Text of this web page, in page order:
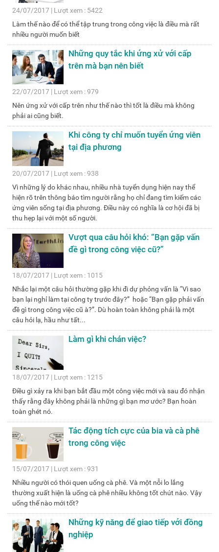
24/07/2017 | Lượt xem : 5422
Làm thế nào để có thể tập trung trong công việc là điều mà rất
nhiều người muốn biết
Những quy tắc khi ứng xử với cấp
trên mà bạn nên biết
22/07/2017 | Lượt xem : 979
Nên ứng xử với cấp trên như thế nào thì tốt là điều mà không
phải ai cũng biết.
Khi công ty chỉ muốn tuyển ứng viên
tại địa phương
20/07/2017 | Lượt xem : 938
Vì những lý do khác nhau, nhiều nhà tuyển dụng hiện nay thể
hiện rõ trên thông báo tìm người rằng họ chỉ đang tìm kiếm các
ứng viên sống tại địa phương. Điều này có nghĩa là cơ hội đã bị
thu hẹp lại với một số người.
Vượt qua câu hỏi khó: “Bạn gặp vấn
đề gì trong công việc cũ?”
18/07/2017 | Lượt xem : 1015
Nhắc lại một câu hỏi thường gặp khi đi dự phỏng vấn là “Vì sao
bạn lại nghỉ làm tại công ty trước đây?” hoặc “Bạn gặp phải vấn
đề gì trong công việc cũ à?”. Dù hoàn toàn không phải là một
câu hỏi lạ, hầu như tất...
Làm gì khi chán việc?
18/07/2017 | Lượt xem : 1215
Điều gì xảy ra khi bạn bắt đầu một công việc mới và sau đó nhận
thấy rằng đây không phải là những gì bạn mơ ước? Bạn hoàn
toàn ghét nó.
Tác động tích cực của bia và cà phê
trong công việc
15/07/2017 | Lượt xem : 931
Nhiều người có thói quen uống cà phê. Và một nỗi lo lắng
thường xuất hiện là uống cà phê nhiều không tốt chút nào. Vậy
uống thế nào mới tốt?
Những kỹ năng để giao tiếp với đồng
nghiệp